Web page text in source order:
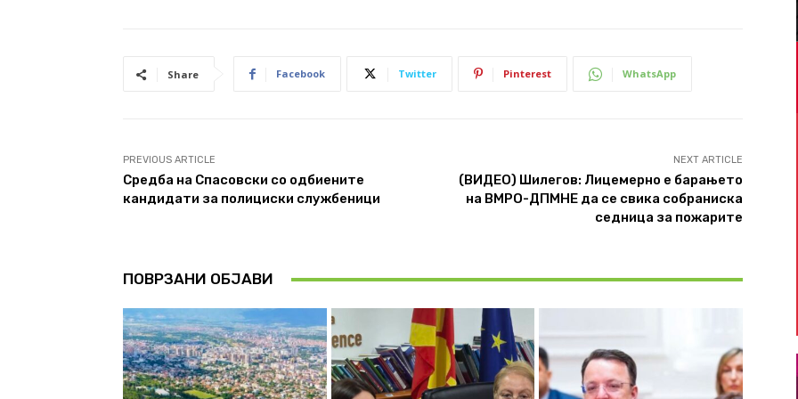
Share Facebook Twitter Pinterest WhatsApp
PREVIOUS ARTICLE
Средба на Спасовски со одбиените
кандидати за полициски службеници
NEXT ARTICLE
(ВИДЕО) Шилегов: Лицемерно е барањето
на ВМРО-ДПМНЕ да се свика собраниска
седница за пожарите
ПОВРЗАНИ ОБЈАВИ